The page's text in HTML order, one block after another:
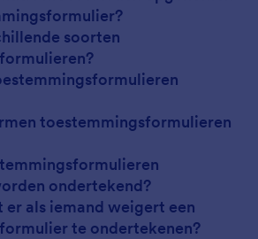
soorten
toestemmingsformulieren
ondertekend?
er als iemand weigert een
te ondertekenen?